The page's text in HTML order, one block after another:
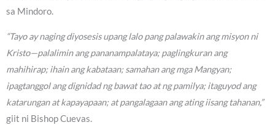
sa Mindoro.
“Tayo ay naging diyosesis upang lalo pang palawakin ang misyon ni
Kristo—palalimin ang pananampalataya; paglingkuran ang
mahihirap; ihain ang kabataan; samahan ang mga Mangyan;
ipagtanggol ang dignidad ng bawat tao at ng pamilya; itaguyod ang
katarungan at kapayapaan; at pangalagaan ang ating iisang tahanan,”
giit ni Bishop Cuevas.